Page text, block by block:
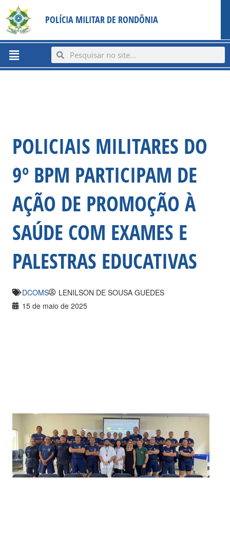
content
para
conteúdo
POLÍCIA MILITAR DE RONDÔNIA
Menu SearchSearch
POLICIAIS MILITARES DO
9º BPM PARTICIPAM DE
AÇÃO DE PROMOÇÃO À
SAÚDE COM EXAMES E
PALESTRAS EDUCATIVAS
DCOMS
LENILSON DE SOUSA GUEDES
15 de maio de 2025